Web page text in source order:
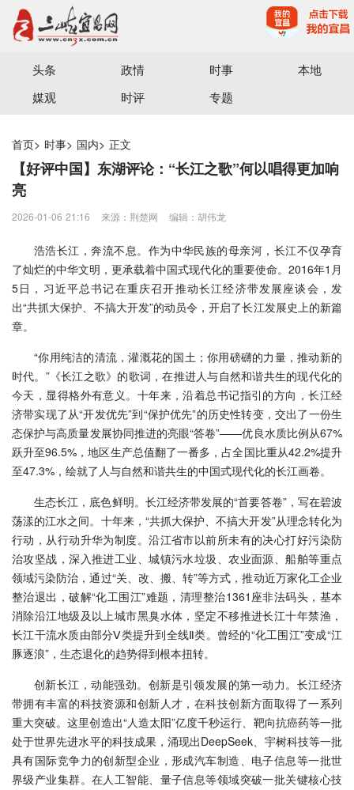
宜昌三峡融媒体中心主办
头条 政情 时事
本地
媒观
时评 专题
首页> 时事> 国内> 正文
【好评中国】东湖评论：“长江之歌”何以唱得更加响
亮
2026-01-06 21:16 来源：​荆楚网 编辑：胡伟龙
浩浩长江，奔流不息。作为中华民族的母亲河，长江不仅孕育
了灿烂的中华文明，更承载着中国式现代化的重要使命。2016年1月
5日，习近平总书记在重庆召开推动长江经济带发展座谈会，发
出“共抓大保护、不搞大开发”的动员令，开启了长江发展史上的新篇
章。
“你用纯洁的清流，灌溉花的国土；你用磅礴的力量，推动新的
时代。”《长江之歌》的歌词，在推进人与自然和谐共生的现代化的
今天，显得格外有意义。十年来，沿着总书记指引的方向，长江经
济带实现了从“开发优先”到“保护优先”的历史性转变，交出了一份生
态保护与高质量发展协同推进的亮眼“答卷”——优良水质比例从67%
跃升至96.5%，地区生产总值翻了一番多，占全国比重从42.2%提升
至47.3%，绘就了人与自然和谐共生的中国式现代化的长江画卷。
生态长江，底色鲜明。长江经济带发展的“首要答卷”，写在碧波
荡漾的江水之间。十年来，“共抓大保护、不搞大开发”从理念转化为
行动，从行动升华为制度。沿江省市以前所未有的决心打好污染防
治攻坚战，深入推进工业、城镇污水垃圾、农业面源、船舶等重点
领域污染防治，通过“关、改、搬、转”等方式，推动近万家化工企业
整治退出，破解“化工围江”难题，清理整治1361座非法码头，基本
消除沿江地级及以上城市黑臭水体，坚定不移推进长江十年禁渔，
长江干流水质由部分Ⅴ类提升到全线Ⅱ类。曾经的“化工围江”变成“江
豚逐浪”，生态退化的趋势得到根本扭转。
创新长江，动能强劲。创新是引领发展的第一动力。长江经济
带拥有丰富的科技资源和创新人才，在科技创新方面取得了一系列
重大突破。这里创造出“人造太阳”亿度千秒运行、靶向抗癌药等一批
处于世界先进水平的科技成果，涌现出DeepSeek、宇树科技等一批
具有国际竞争力的创新型企业，形成汽车制造、电子信息等一批世
界级产业集群。在人工智能、量子信息等领域突破一批关键核心技